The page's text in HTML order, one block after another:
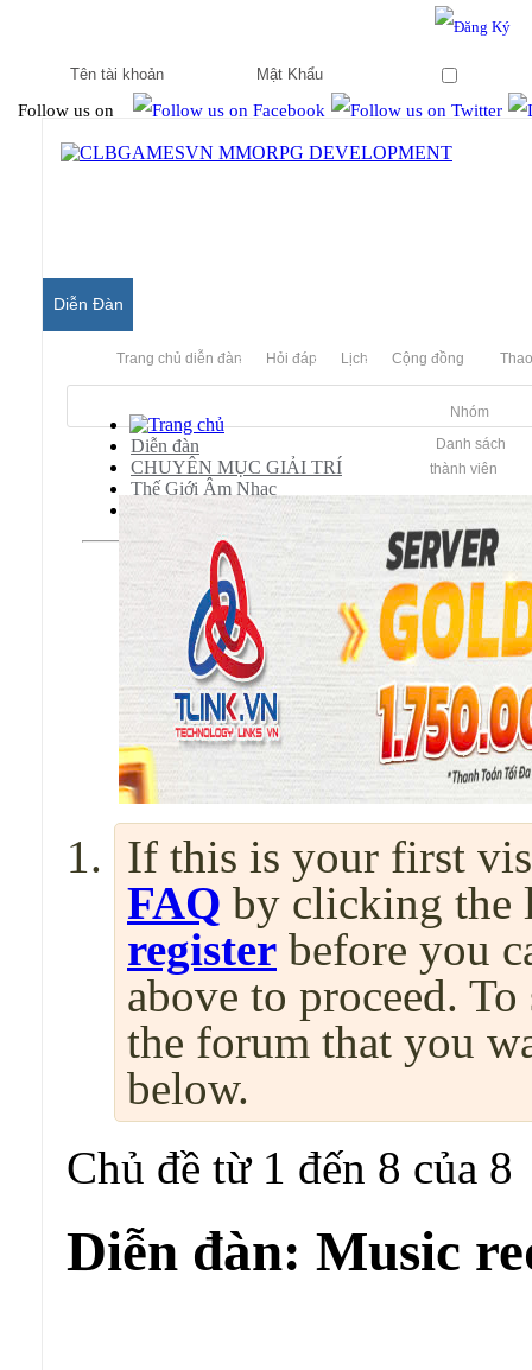
Follow us on
Diễn Đàn
Trang chủ diễn đàn Hỏi đáp Lịch Cộng đồng
Nhóm
Danh sách
thành viên
Diễn đàn
CHUYÊN MỤC GIẢI TRÍ
Thế Giới Âm Nhạc
Music request
If this is your first
FAQ by clicking the
register before you
above to proceed.
the forum that you
below.
Chủ đề từ 1 đến 8 của 8
Diễn đàn: Music